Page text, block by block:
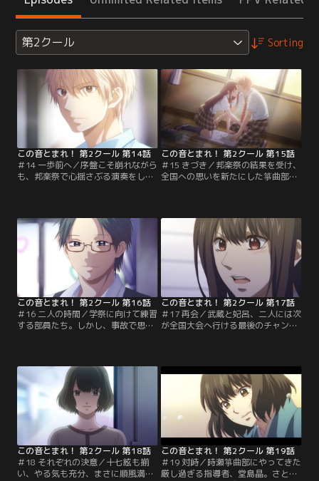
第2クール Sorting
この音とまれ！ 第2クール 第14話
＃14 一歩前へ／序盤こそ崩れながら
も、邦楽祭で心揺さぶる演奏をした
てきたかずさは、今のさとわの音に
ついて思いの丈をぶつけてくる。さ
とわも密かにそれを聞いてしまう
が、愛は--。さらに全ての学校の演
奏が終わり各校の部員たちが揃う
中…。【提供：バンダイチャンネ
ル】
この音とまれ！ 第2クール 第15話
＃15 きづき／邦楽祭の結果を受け、
全国への思いを新たにした箏曲部。
れ、と釘を刺された愛たちは勉強会
をすることに。愛と3バカの成績に
不安を感じる武蔵。だが、本人たち
は『秘密兵器』があるとなぜか余裕
で…。【提供：バンダイチャンネ
この音とまれ！ 第2クール 第16話
＃16 二人の時間／学祭に向けて練習
する部員たち。しかし、事故で思い
できない。迎えた学祭当日、時瀬箏
曲部の元部長、真白が武蔵に会いに
やってくる。親しげな二人の様子を
見てショックを受ける妃呂。一方、
愛たち一年生のメンバーは…。【提
供：バンダイチャンネル】
この音とまれ！ 第2クール 第17話
＃17 再会／武蔵と妃呂、二人には次
が全国大会へ行ける最後のチャンス-
高校を越えるためだというが、受け
入れられず一人で思い悩むさとわ。
そこへ愛がやって来て…。予選に向
けて一丸となって動き出した時瀬箏
曲部だが…。【提供：バンダイチャ
ンネル】
この音とまれ！ 第2クール 第18話
＃18 それぞれの決意／十七絃も揃
い、やる気も充分、まさに順風満帆
この音とまれ！ 第2クール 第19話
＃19 対峙／時瀬箏曲部にやってきた
厳し過ぎる指導者、堂島晶。さとわ